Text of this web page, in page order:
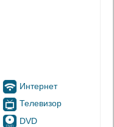
Интернет
Телевизор
DVD